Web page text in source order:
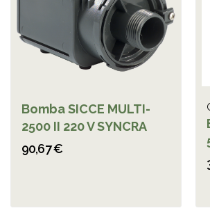
Bomba SICCE MULTI-
2500 II 220 V SYNCRA
90,67 €